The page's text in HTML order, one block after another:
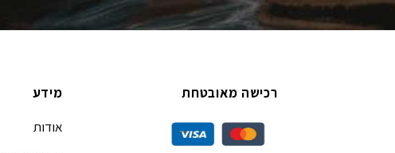
רכישה מאובטחת
מידע
אודות